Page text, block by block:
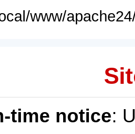
www/
time notice: